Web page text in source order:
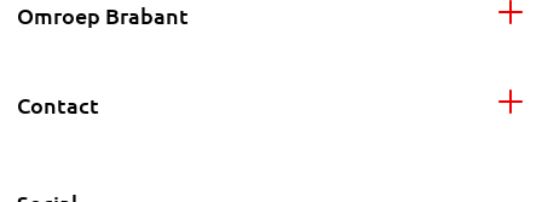
Omroep Brabant
Contact